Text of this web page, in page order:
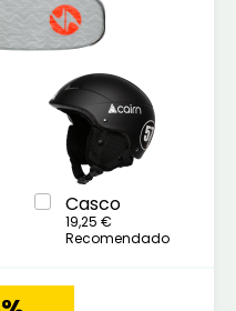
Casco
19,25 €
Recomendado